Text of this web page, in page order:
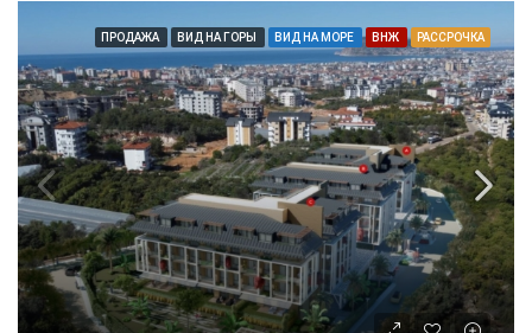
ПРОДАЖА ВИД НА ГОРЫ ВИД НА МОРЕ ВНЖ РАССРОЧКА